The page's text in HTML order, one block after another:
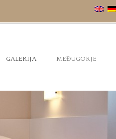
GALERIJA MEĐUGORJE